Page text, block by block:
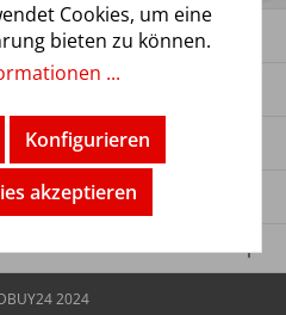
2024
Cookies, um eine
bieten zu können.
...
Konfigurieren
akzeptieren